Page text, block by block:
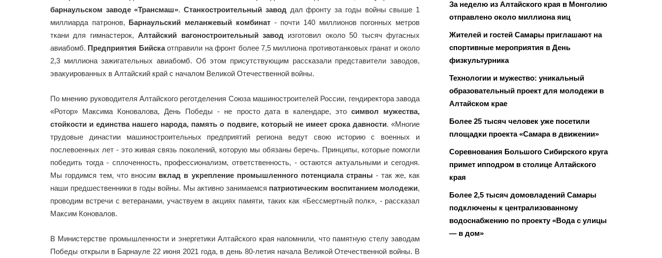
барнаульском заводе «Трансмаш».Станкостроительный завод дал фронту за годы войны свыше 1
миллиарда патронов, Барнаульский меланжевый комбинат- почти 140 миллионов погонных метров
ткани для гимнастерок,Алтайский вагоностроительный завод изготовил около 50 тысяч фугасных
авиабомб. Предприятия Бийскаотправили на фронт более 7,5 миллиона противотанковых гранат и около
2,3 миллиона зажигательных авиабомб. Об этом присутствующим рассказали представители заводов,
эвакуированных в Алтайский край с началом Великой Отечественной войны.
По мнению руководителя Алтайского реготделения Союза машиностроителей России, гендиректора завода
«Ротор» Максима Коновалова, День Победы - не просто дата в календаре, этосимвол мужества,
стойкости и единства нашего народа, память о подвиге, который не имеет срока давности. «Многие
трудовые династии машиностроительных предприятий региона ведут свою историю с военных и
послевоенных лет - это живая связь поколений, которую мы обязаны беречь. Принципы, которые помогли
победить тогда - сплоченность, профессионализм, ответственность, - остаются актуальными и сегодня.
Мы гордимся тем, что вносим вклад в укрепление промышленного потенциала страны - так же, как
наши предшественники в годы войны. Мы активно занимаемся патриотическим воспитанием молодежи,
проводим встречи с ветеранами, участвуем в акциях памяти, таких как «Бессмертный полк», - рассказал
Максим Коновалов.
В Министерстве промышленности и энергетики Алтайского края напомнили, что памятную стелу заводам
Победы открыли в Барнауле 22 июня 2021 года, в день 80-летия начала Великой Отечественной войны. В
За неделю из Алтайского края в Монголию
отправлено около миллиона яиц
Жителей и гостей Самары приглашают на
спортивные мероприятия в День
физкультурника
Технологии и мужество: уникальный
образовательный проект для молодежи в
Алтайском крае
Более 25 тысяч человек уже посетили
площадки проекта «Самара в движении»
Соревнования Большого Сибирского круга
примет ипподром в столице Алтайского
края
Более 2,5 тысяч домовладений Самары
подключены к централизованному
водоснабжению по проекту «Вода с улицы
— в дом»